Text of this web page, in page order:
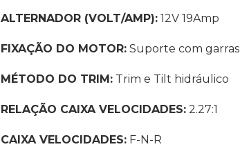
ALTERNADOR (VOLT/AMP): 12V 19Amp
FIXAÇÃO DO MOTOR: Suporte com garras
MÉTODO DO TRIM: Trim e Tilt hidráulico
RELAÇÃO CAIXA VELOCIDADES: 2.27:1
CAIXA VELOCIDADES: F-N-R